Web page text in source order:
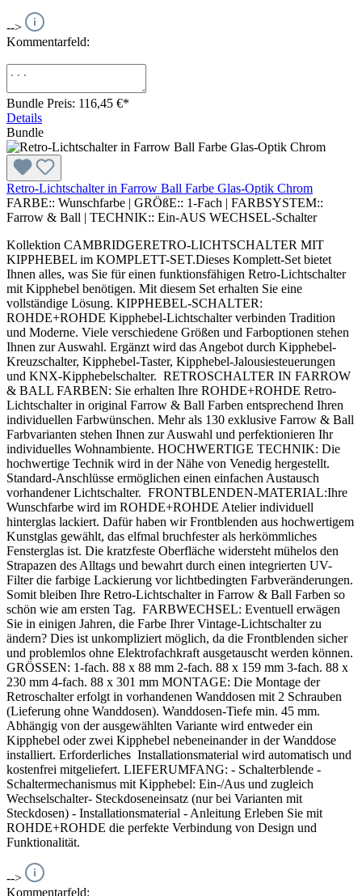
-->
Kommentarfeld:
Bundle Preis: 116,45 €*
Details
Bundle
Retro-Lichtschalter in Farrow Ball Farbe Glas-Optik Chrom
FARBE:: Wunschfarbe | GRÖßE:: 1-Fach | FARBSYSTEM::
Farrow & Ball | TECHNIK:: Ein-AUS WECHSEL-Schalter
Kollektion CAMBRIDGERETRO-LICHTSCHALTER MIT
KIPPHEBEL im KOMPLETT-SET.Dieses Komplett-Set bietet
Ihnen alles, was Sie für einen funktionsfähigen Retro-Lichtschalter
mit Kipphebel benötigen. Mit diesem Set erhalten Sie eine
vollständige Lösung. KIPPHEBEL-SCHALTER:
ROHDE+ROHDE Kipphebel-Lichtschalter verbinden Tradition
und Moderne. Viele verschiedene Größen und Farboptionen stehen
Ihnen zur Auswahl. Ergänzt wird das Angebot durch Kipphebel-
Kreuzschalter, Kipphebel-Taster, Kipphebel-Jalousiesteuerungen
und KNX-Kipphebelschalter. RETROSCHALTER IN FARROW
& BALL FARBEN: Sie erhalten Ihre ROHDE+ROHDE Retro-
Lichtschalter in original Farrow & Ball Farben entsprechend Ihren
individuellen Farbwünschen. Mehr als 130 exklusive Farrow & Ball
Farbvarianten stehen Ihnen zur Auswahl und perfektionieren Ihr
individuelles Wohnambiente. HOCHWERTIGE TECHNIK: Die
hochwertige Technik wird in der Nähe von Venedig hergestellt.
Standard-Anschlüsse ermöglichen einen einfachen Austausch
vorhandener Lichtschalter. FRONTBLENDEN-MATERIAL:Ihre
Wunschfarbe wird im ROHDE+ROHDE Atelier individuell
hinterglas lackiert. Dafür haben wir Frontblenden aus hochwertigem
Kunstglas gewählt, das elfmal bruchfester als herkömmliches
Fensterglas ist. Die kratzfeste Oberfläche widersteht mühelos den
Strapazen des Alltags und bewahrt durch einen integrierten UV-
Filter die farbige Lackierung vor lichtbedingten Farbveränderungen.
Somit bleiben Ihre Retro-Lichtschalter in Farrow & Ball Farben so
schön wie am ersten Tag. FARBWECHSEL: Eventuell erwägen
Sie in einigen Jahren, die Farbe Ihrer Vintage-Lichtschalter zu
ändern? Dies ist unkompliziert möglich, da die Frontblenden sicher
und problemlos ohne Elektrofachkraft ausgetauscht werden können.
GRÖSSEN: 1-fach. 88 x 88 mm 2-fach. 88 x 159 mm 3-fach. 88 x
230 mm 4-fach. 88 x 301 mm MONTAGE: Die Montage der
Retroschalter erfolgt in vorhandenen Wanddosen mit 2 Schrauben
(Lieferung ohne Wanddosen). Wanddosen-Tiefe min. 45 mm.
Abhängig von der ausgewählten Variante wird entweder ein
Kipphebel oder zwei Kipphebel nebeneinander in der Wanddose
installiert. Erforderliches Installationsmaterial wird automatisch und
kostenfrei mitgeliefert. LIEFERUMFANG: - Schalterblende -
Schaltermechanismus mit Kipphebel: Ein-/Aus und zugleich
Wechselschalter- Steckdoseneinsatz (nur bei Varianten mit
Steckdosen) - Installationsmaterial - Anleitung Erleben Sie mit
ROHDE+ROHDE die perfekte Verbindung von Design und
Funktionalität.
-->
Kommentarfeld: